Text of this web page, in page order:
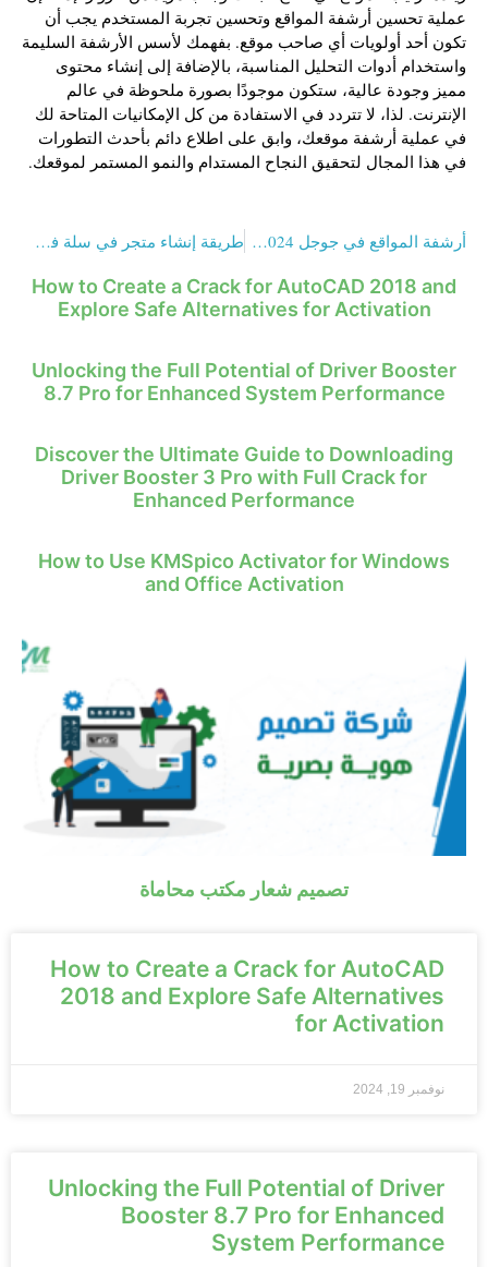
عملية تحسين أرشفة المواقع وتحسين تجربة المستخدم يجب أن
تكون أحد أولويات أي صاحب موقع. بفهمك لأسس الأرشفة السليمة
واستخدام أدوات التحليل المناسبة، بالإضافة إلى إنشاء محتوى
مميز وجودة عالية، ستكون موجودًا بصورة ملحوظة في عالم
الإنترنت. لذا، لا تتردد في الاستفادة من كل الإمكانيات المتاحة لك
في عملية أرشفة موقعك، وابق على اطلاع دائم بأحدث التطورات
في هذا المجال لتحقيق النجاح المستدام والنمو المستمر لموقعك.
أرشفة المواقع في جوجل 2024- الدليل الشامل طريقة إنشاء متجر في سلة في 10 خطوات فقط
How to Create a Crack for AutoCAD 2018 and
Explore Safe Alternatives for Activation
Unlocking the Full Potential of Driver Booster
8.7 Pro for Enhanced System Performance
Discover the Ultimate Guide to Downloading
Driver Booster 3 Pro with Full Crack for
Enhanced Performance
How to Use KMSpico Activator for Windows
and Office Activation
تصميم شعار مكتب محاماة
How to Create a Crack for AutoCAD
2018 and Explore Safe Alternatives
for Activation
نوفمبر 19, 2024
Unlocking the Full Potential of Driver
Booster 8.7 Pro for Enhanced
System Performance